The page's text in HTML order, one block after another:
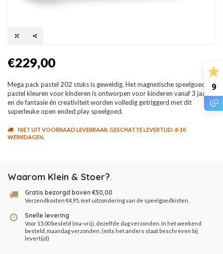
9
€229,00
Mega pack pastel 202 stuks is geweldig. Het magnetische speelgoed in
pastel kleuren voor kinderen is ontworpen voor kinderen vanaf 3 jaar
en de fantasie én creativiteit worden volledig getriggerd met dit
superleuke open ended play speelgoed.
NIET UIT VOORRAAD LEVERBAAR. GESCHATTE LEVERTIJD: 8-10
WERKDAGEN.
Waarom Klein & Stoer?.
Gratis bezorgd boven €50,00
Verzendkosten €4,95, met uitzondering van de speelgoedkisten.
Snelle levering
Voor 15.00 besteld (ma-vrij), dezelfde dag verzonden. In het weekend
besteld, maandag verzonden. (mits het anders staat beschreven bij
levertijd)